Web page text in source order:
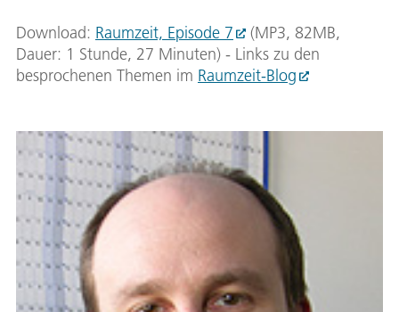
Download: Raumzeit, Episode 7
(MP3, 82MB,
Dauer: 1 Stunde, 27 Minuten) - Links zu den
besprochenen Themen im Raumzeit-Blog